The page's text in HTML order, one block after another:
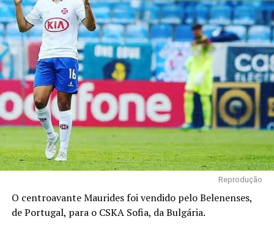
Reprodução
O centroavante Maurides foi vendido pelo Belenenses,
de Portugal, para o CSKA Sofia, da Bulgária.